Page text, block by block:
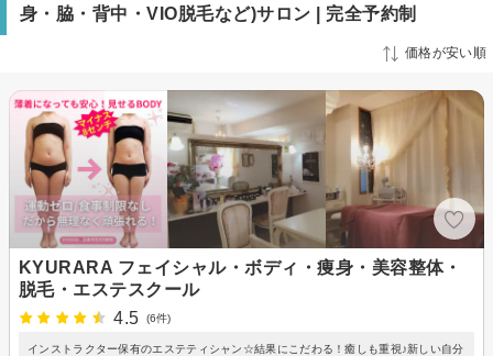
身・脇・背中・VIO脱毛など)サロン | 完全予約制
価格が安い順
KYURARA フェイシャル・ボディ・痩身・美容整体・
脱毛・エステスクール
4.5
(6件)
インストラクター保有のエステティシャン☆結果にこだわる！癒しも重視♪新しい自分